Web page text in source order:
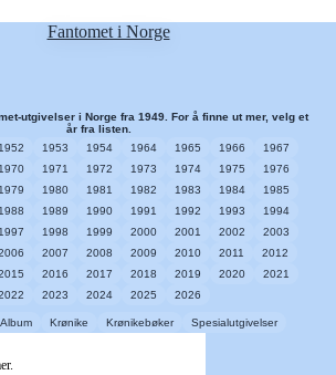
utgivelser i Norge fra 1949. For å finne ut mer, velg et
år fra listen.
1952 1953 1954 1964 1965 1966
1967
1970 1971 1972 1973 1974 1975
1976
1979 1980 1981 1982 1983 1984
1985
1988 1989 1990 1991 1992 1993
1994
1997 1998 1999 2000 2001 2002
2003
2007 2008 2009 2010 2011
2012
2016 2017 2018 2019 2020
2021
2023 2024 2025 2026
Album Krønike Krønikebøker Spesialutgivelser